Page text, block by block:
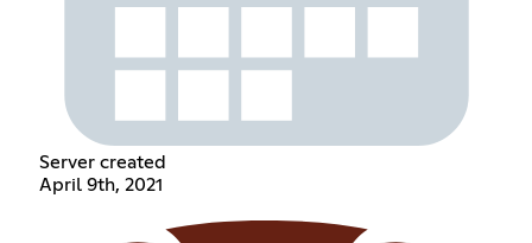
Server created
April 9th, 2021